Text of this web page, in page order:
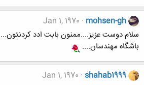
mohsen-gh
Jan 1, 1970
سلام دوست عزیز....ممنون بابت ادد
باشگاه مهندسان....
shahab1999
Jan 1, 1970